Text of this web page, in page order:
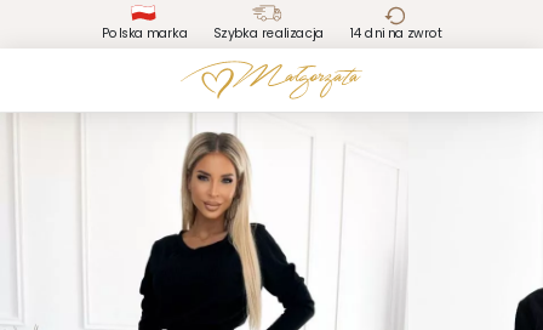
Polska marka Szybka realizacja 14 dni na zwrot